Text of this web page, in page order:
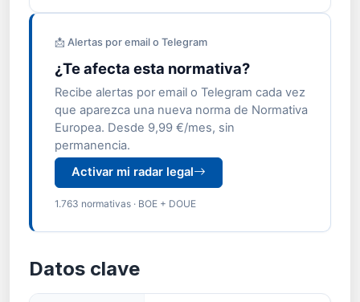
📩 Alertas por email o Telegram
¿Te afecta esta normativa?
Recibe alertas por email o Telegram cada vez
que aparezca una nueva norma de Normativa
Europea. Desde 9,99 €/mes, sin
permanencia.
Activar mi radar legal
1.763 normativas · BOE + DOUE
Datos clave